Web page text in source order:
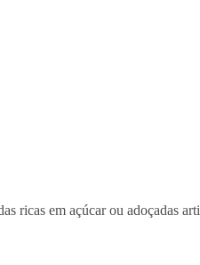
ricas em açúcar ou adoçadas